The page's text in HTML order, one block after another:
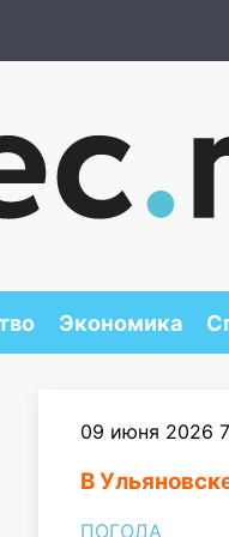
Экономика
09 июня 2026
В
ПОГОДА